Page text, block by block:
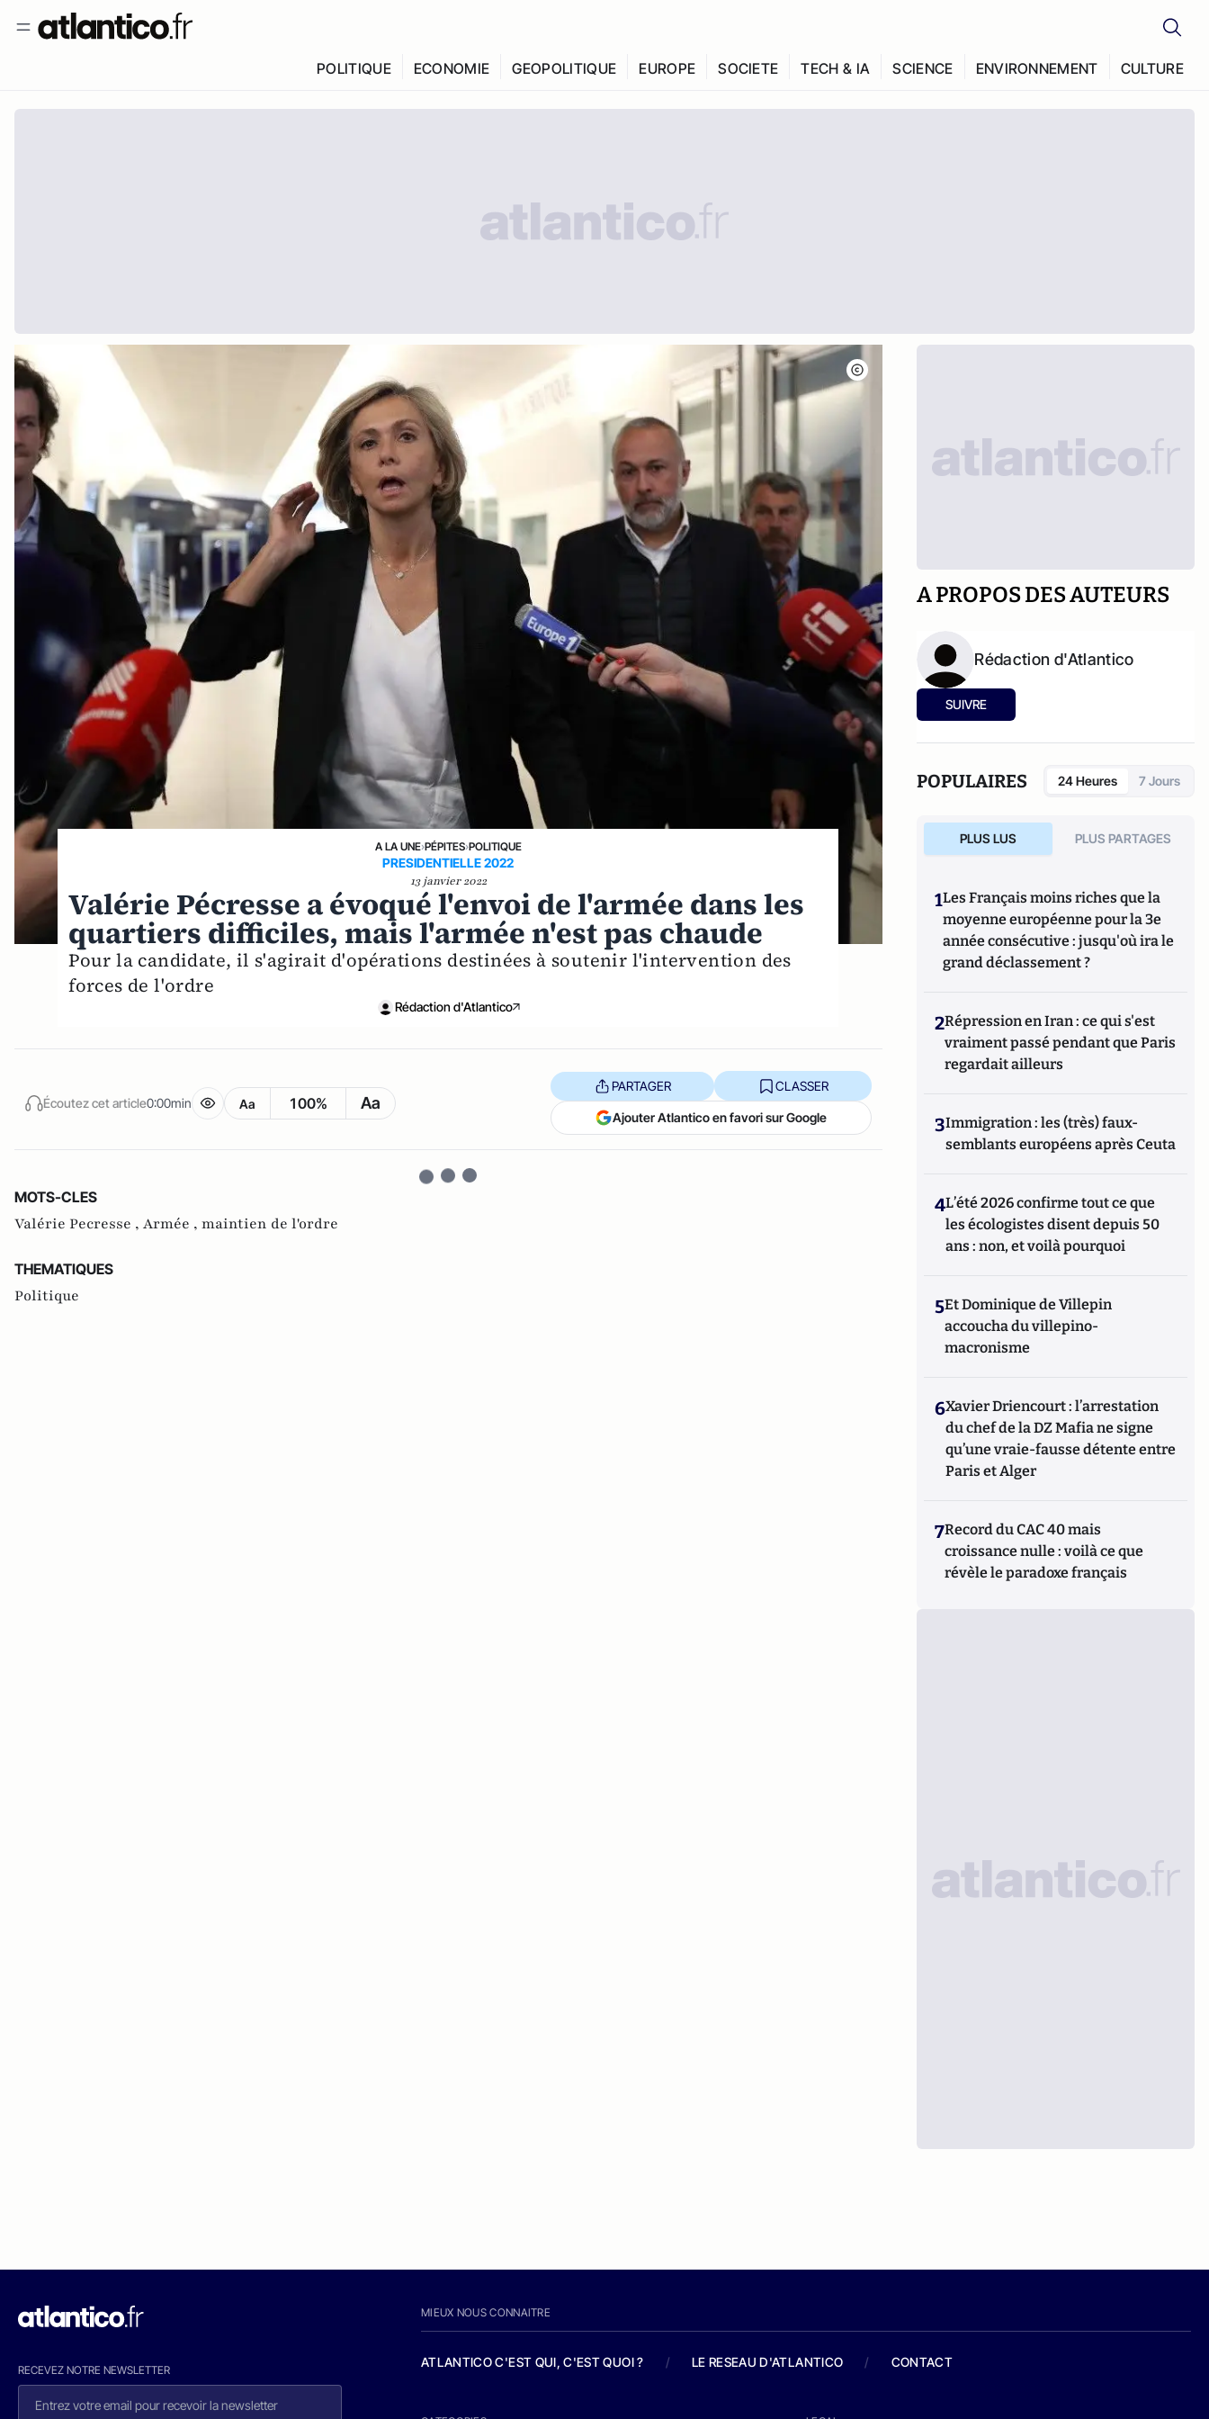
POLITIQUE ECONOMIE GEOPOLITIQUE EUROPE SOCIETE TECH & IA SCIENCE ENVIRONNEMENT CULTURE
A LA UNE›PÉPITES›POLITIQUE
PRESIDENTIELLE 2022
13 janvier 2022
Valérie Pécresse a évoqué l'envoi de l'armée dans les
quartiers difficiles, mais l'armée n'est pas chaude
Pour la candidate, il s'agirait d'opérations destinées à soutenir l'intervention des
forces de l'ordre
Rédaction d'Atlantico
Écoutez cet article0:00min Aa 100% Aa
PARTAGER CLASSER
Ajouter Atlantico en favori sur Google
MOTS-CLES
Valérie Pecresse , Armée , maintien de l'ordre
THEMATIQUES
Politique
A PROPOS DES AUTEURS
Rédaction d'Atlantico
SUIVRE
POPULAIRES 24 Heures 7 Jours
PLUS LUS PLUS PARTAGES
1Les Français moins riches que la
moyenne européenne pour la 3e
année consécutive : jusqu'où ira le
grand déclassement ?
2Répression en Iran : ce qui s'est
vraiment passé pendant que Paris
regardait ailleurs
3Immigration : les (très) faux-
semblants européens après Ceuta
4L’été 2026 confirme tout ce que
les écologistes disent depuis 50
ans : non, et voilà pourquoi
5Et Dominique de Villepin
accoucha du villepino-
macronisme
6Xavier Driencourt : l’arrestation
du chef de la DZ Mafia ne signe
qu’une vraie-fausse détente entre
Paris et Alger
7Record du CAC 40 mais
croissance nulle : voilà ce que
révèle le paradoxe français
RECEVEZ NOTRE NEWSLETTER
MIEUX NOUS CONNAITRE
ATLANTICO C'EST QUI, C'EST QUOI ? / LE RESEAU D'ATLANTICO / CONTACT